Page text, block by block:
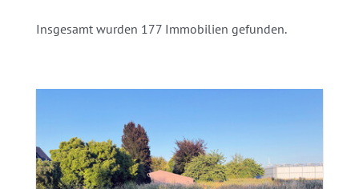
Insgesamt wurden 177 Immobilien gefunden.